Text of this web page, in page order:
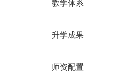
教学体系
升学成果
师资配置